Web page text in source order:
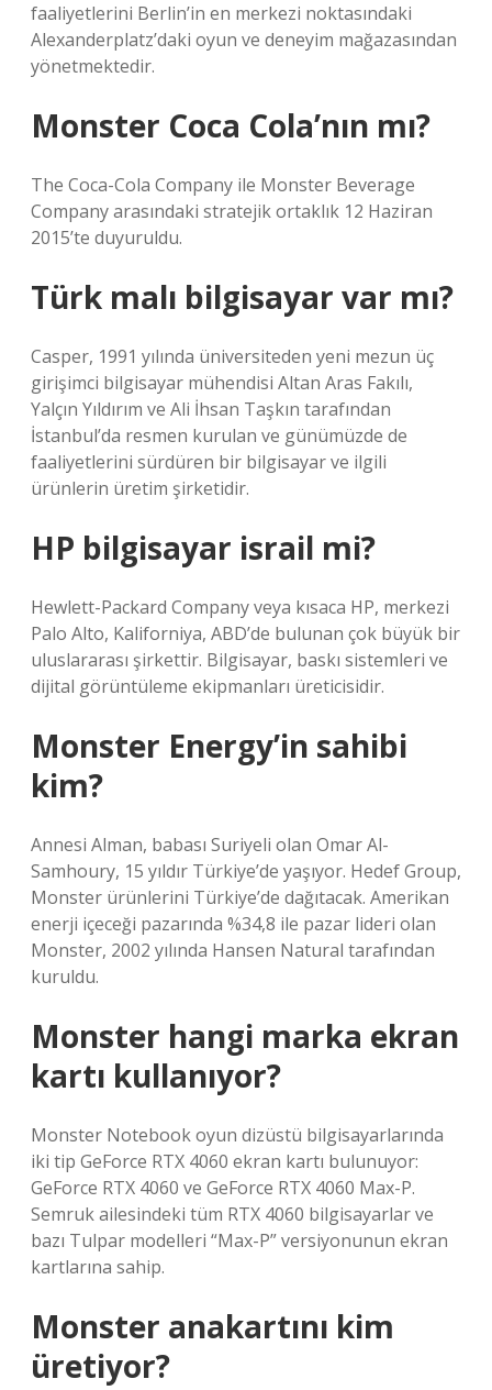
faaliyetlerini Berlin’in en merkezi noktasındaki
Alexanderplatz’daki oyun ve deneyim mağazasından
yönetmektedir.
Monster Coca Cola’nın mı?
The Coca-Cola Company ile Monster Beverage
Company arasındaki stratejik ortaklık 12 Haziran
2015’te duyuruldu.
Türk malı bilgisayar var mı?
Casper, 1991 yılında üniversiteden yeni mezun üç
girişimci bilgisayar mühendisi Altan Aras Fakılı,
Yalçın Yıldırım ve Ali İhsan Taşkın tarafından
İstanbul’da resmen kurulan ve günümüzde de
faaliyetlerini sürdüren bir bilgisayar ve ilgili
ürünlerin üretim şirketidir.
HP bilgisayar israil mi?
Hewlett-Packard Company veya kısaca HP, merkezi
Palo Alto, Kaliforniya, ABD’de bulunan çok büyük bir
uluslararası şirkettir. Bilgisayar, baskı sistemleri ve
dijital görüntüleme ekipmanları üreticisidir.
Monster Energy’in sahibi
kim?
Annesi Alman, babası Suriyeli olan Omar Al-
Samhoury, 15 yıldır Türkiye’de yaşıyor. Hedef Group,
Monster ürünlerini Türkiye’de dağıtacak. Amerikan
enerji içeceği pazarında %34,8 ile pazar lideri olan
Monster, 2002 yılında Hansen Natural tarafından
kuruldu.
Monster hangi marka ekran
kartı kullanıyor?
Monster Notebook oyun dizüstü bilgisayarlarında
iki tip GeForce RTX 4060 ekran kartı bulunuyor:
GeForce RTX 4060 ve GeForce RTX 4060 Max-P.
Semruk ailesindeki tüm RTX 4060 bilgisayarlar ve
bazı Tulpar modelleri “Max-P” versiyonunun ekran
kartlarına sahip.
Monster anakartını kim
üretiyor?